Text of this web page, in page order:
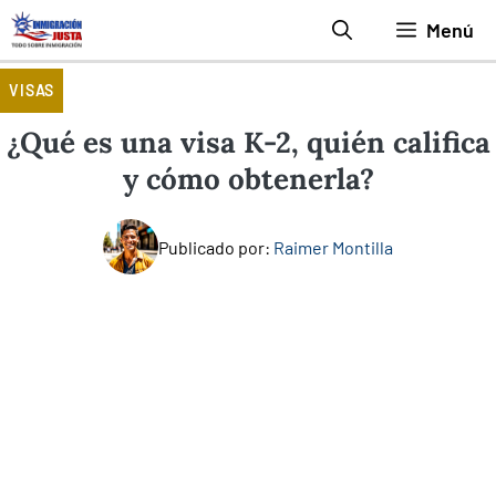
Saltar
al
contenido
Menú
VISAS
¿Qué es una visa K-2, quién califica
y cómo obtenerla?
Publicado por: Raimer Montilla